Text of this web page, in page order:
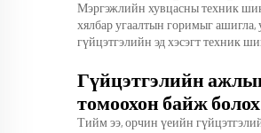
Мэргэжлийн хувцасны техник
хялбар угаалтын горимыг ашигла,
гүйцэтгэлийн эд хэсэгт техник
Гүйцэтгэлийн
томоохон байж болох
Тийм ээ, орчин үеийн